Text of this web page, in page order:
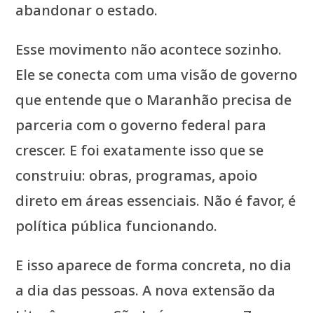
abandonar o estado.
Esse movimento não acontece sozinho.
Ele se conecta com uma visão de governo
que entende que o Maranhão precisa de
parceria com o governo federal para
crescer. E foi exatamente isso que se
construiu: obras, programas, apoio
direto em áreas essenciais. Não é favor, é
política pública funcionando.
E isso aparece de forma concreta, no dia
a dia das pessoas. A nova extensão da